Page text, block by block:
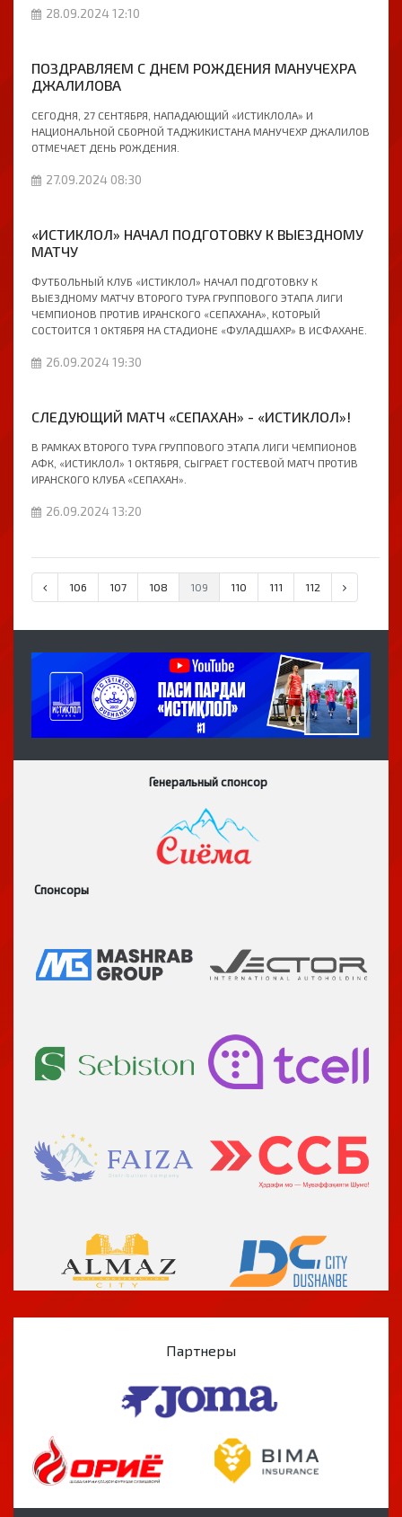
28.09.2024 12:10
ПОЗДРАВЛЯЕМ С ДНЕМ РОЖДЕНИЯ МАНУЧЕХРА
ДЖАЛИЛОВА
СЕГОДНЯ, 27 СЕНТЯБРЯ, НАПАДАЮЩИЙ «ИСТИКЛОЛА» И
НАЦИОНАЛЬНОЙ СБОРНОЙ ТАДЖИКИСТАНА МАНУЧЕХР ДЖАЛИЛОВ
ОТМЕЧАЕТ ДЕНЬ РОЖДЕНИЯ.
27.09.2024 08:30
«ИСТИКЛОЛ» НАЧАЛ ПОДГОТОВКУ К ВЫЕЗДНОМУ
МАТЧУ
ФУТБОЛЬНЫЙ КЛУБ «ИСТИКЛОЛ» НАЧАЛ ПОДГОТОВКУ К
ВЫЕЗДНОМУ МАТЧУ ВТОРОГО ТУРА ГРУППОВОГО ЭТАПА ЛИГИ
ЧЕМПИОНОВ ПРОТИВ ИРАНСКОГО «СЕПАХАНА», КОТОРЫЙ
СОСТОИТСЯ 1 ОКТЯБРЯ НА СТАДИОНЕ «ФУЛАДШАХР» В ИСФАХАНЕ.
26.09.2024 19:30
СЛЕДУЮЩИЙ МАТЧ «СЕПАХАН» - «ИСТИКЛОЛ»!
В РАМКАХ ВТОРОГО ТУРА ГРУППОВОГО ЭТАПА ЛИГИ ЧЕМПИОНОВ
АФК, «ИСТИКЛОЛ» 1 ОКТЯБРЯ, СЫГРАЕТ ГОСТЕВОЙ МАТЧ ПРОТИВ
ИРАНСКОГО КЛУБА «СЕПАХАН».
26.09.2024 13:20
106 107 108 109 110 111 112
Генеральный спонсор
Спонсоры
Партнеры